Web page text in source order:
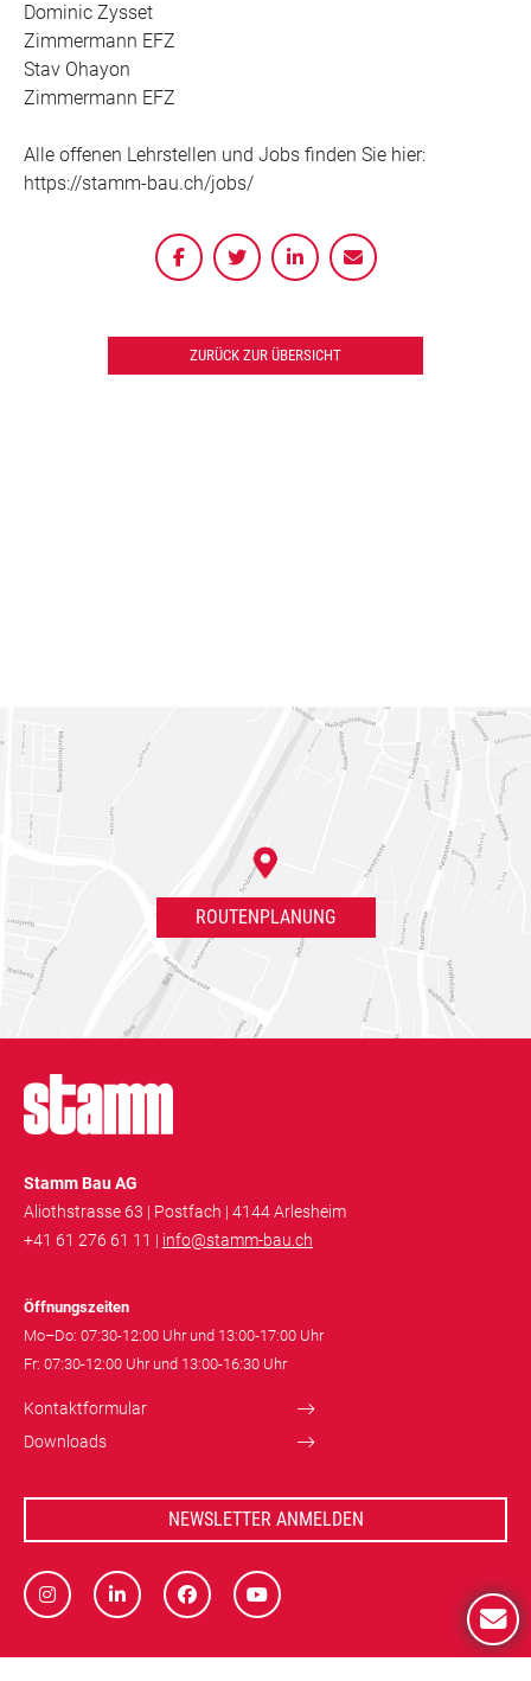
Dominic Zysset
Zimmermann EFZ
Stav Ohayon
Zimmermann EFZ
Alle offenen Lehrstellen und Jobs finden Sie hier:
https://stamm-bau.ch/jobs/
ZURÜCK ZUR ÜBERSICHT
Stamm Bau AG
Aliothstrasse 63 | Postfach | 4144 Arlesheim
+41 61 276 61 11 | info@stamm-bau.ch
Öffnungszeiten
Mo–Do: 07:30-12:00 Uhr und 13:00-17:00 Uhr
Fr: 07:30-12:00 Uhr und 13:00-16:30 Uhr
Kontaktformular
Downloads
NEWSLETTER ANMELDEN
ROUTENPLANUNG